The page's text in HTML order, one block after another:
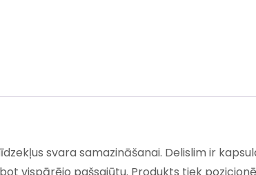
svara samazināšanai. Delislim ir
vispārējo pašsajūtu. Produkts tiek